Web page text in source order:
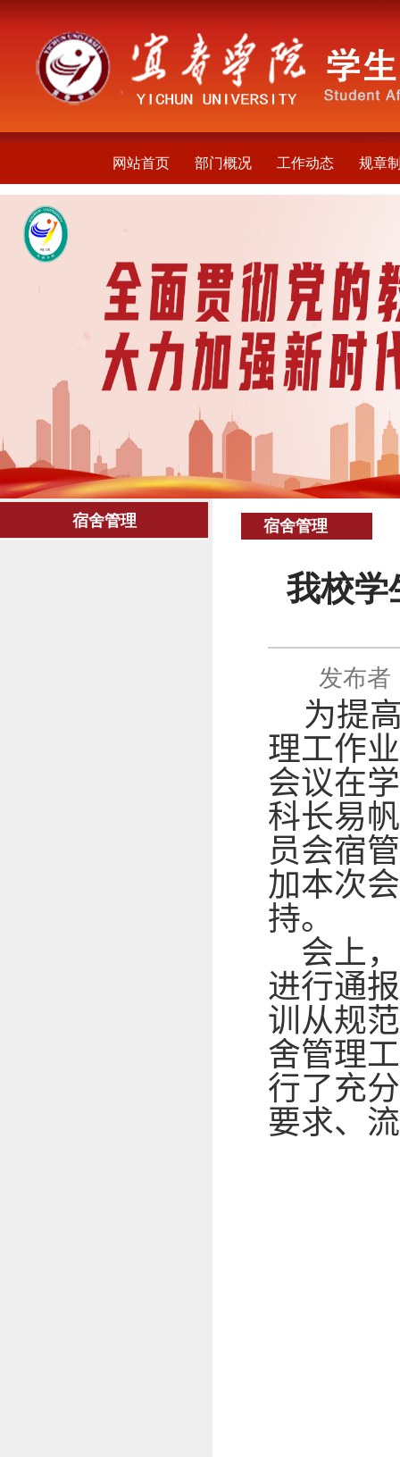
网站首页 部门概况 工作动态 规章
宿舍管理 宿舍管理
我校学
发布者
为提
理工作
会议在
科长易
员会宿
加本次
持。
会上
进行通
训从规
舍管理
行了充
要求、